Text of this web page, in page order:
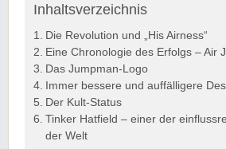
Inhaltsverzeichnis
Die Revolution und „His Airness“
Eine Chronologie des Erfolgs – Air
Das Jumpman-Logo
Immer bessere und auffälligere
Der Kult-Status
Tinker Hatfield – einer der
der Welt